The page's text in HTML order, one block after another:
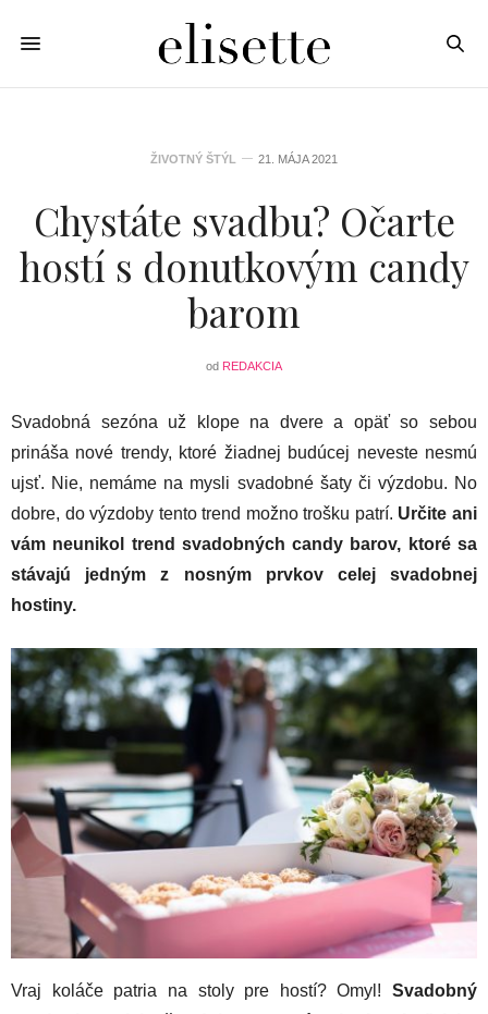
ŽIVOTNÝ ŠTÝL 21. MÁJA 2021
Chystáte svadbu? Očarte
hostí s donutkovým candy
barom
od REDAKCIA
Svadobná sezóna už klope na dvere a opäť so sebou
prináša nové trendy, ktoré žiadnej budúcej neveste nesmú
ujsť. Nie, nemáme na mysli svadobné šaty či výzdobu. No
dobre, do výzdoby tento trend možno trošku patrí. Určite ani
vám neunikol trend svadobných candy barov, ktoré sa
stávajú jedným z nosným prvkov celej svadobnej
hostiny.
Vraj koláče patria na stoly pre hostí? Omyl! Svadobný